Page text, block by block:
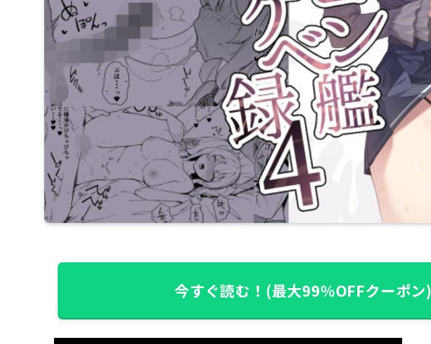
今すぐ読む！(最大99％OFFクーポン)